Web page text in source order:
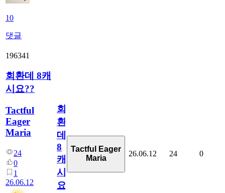
10
댓글
196341
회환데 8캐
시요??
Tactful
Eager
Maria
24
0
1
26.06.12
회
환
데
8
캐
시
요??
Tactful Eager
Maria
26.06.12 24 0